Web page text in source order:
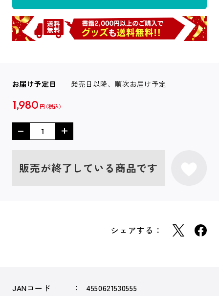
お届け予定日 発売日以降、順次お届け予定
1,980 円
販売が終了している商品です
シェアする：
JANコード
4550621530555